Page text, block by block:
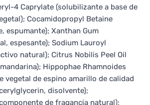
4 Caprylate (solubilizante a base de
Cocamidopropyl Betaine
espumante); Xanthan Gum
espesante); Sodium Lauroyl
natural); Citrus Nobilis Peel Oil
Hippophae Rhamnoides
vegetal de espino amarillo de calidad
disolvente);
de fragancia natural);